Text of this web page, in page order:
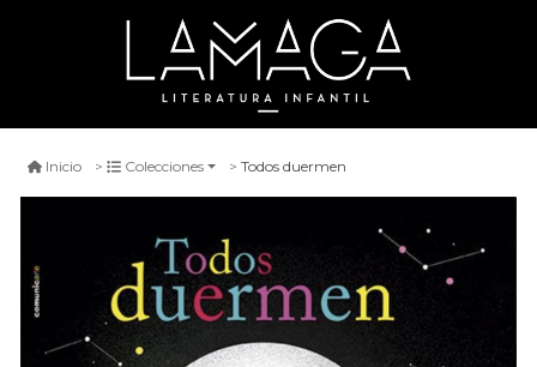
Inicio Colecciones Todos duermen